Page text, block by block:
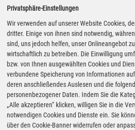
ED
An der B258
Super Preise in
Bester Super E10
Kempenich
2.039€
Super E10
Privatsphäre-Einstellungen
Wir verwenden auf unserer Website Cookies,
dritter. Einige von ihnen sind notwendig,
sind, uns jedoch helfen, unser Onlineangebot
wirtschaftlich zu betreiben. Die Einwilligung
bzw. von Ihnen ausgewählten Cookies und
verbundene Speicherung von Informationen
deren anschließendes Auslesen und die
personenbezogener Daten. Indem Sie die
„Alle akzeptieren“ klicken, willigen Sie in die
notwendigen Cookies und Dienste ein. Sie
über den Cookie-Banner widerrufen oder